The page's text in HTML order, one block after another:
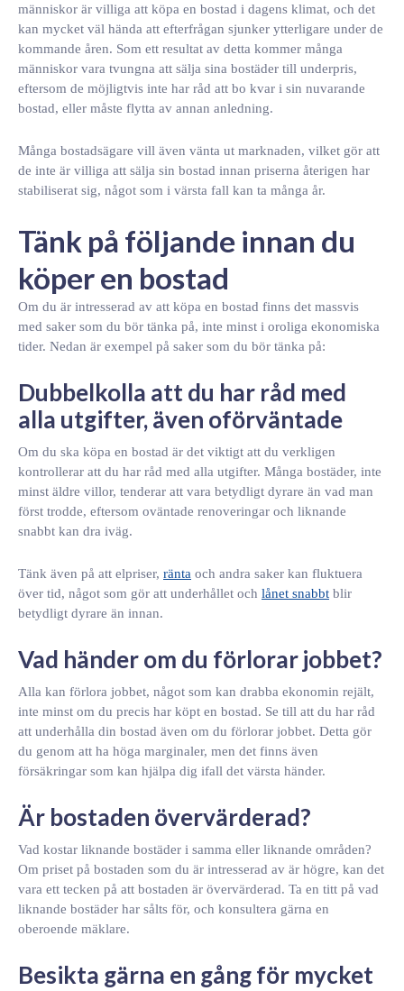
människor är villiga att köpa en bostad i dagens klimat, och det
kan mycket väl hända att efterfrågan sjunker ytterligare under de
kommande åren. Som ett resultat av detta kommer många
människor vara tvungna att sälja sina bostäder till underpris,
eftersom de möjligtvis inte har råd att bo kvar i sin nuvarande
bostad, eller måste flytta av annan anledning.
Många bostadsägare vill även vänta ut marknaden, vilket gör att
de inte är villiga att sälja sin bostad innan priserna återigen har
stabiliserat sig, något som i värsta fall kan ta många år.
Tänk på följande innan du
köper en bostad
Om du är intresserad av att köpa en bostad finns det massvis
med saker som du bör tänka på, inte minst i oroliga ekonomiska
tider. Nedan är exempel på saker som du bör tänka på:
Dubbelkolla att du har råd med
alla utgifter, även oförväntade
Om du ska köpa en bostad är det viktigt att du verkligen
kontrollerar att du har råd med alla utgifter. Många bostäder, inte
minst äldre villor, tenderar att vara betydligt dyrare än vad man
först trodde, eftersom oväntade renoveringar och liknande
snabbt kan dra iväg.
Tänk även på att elpriser, ränta och andra saker kan fluktuera
över tid, något som gör att underhållet och lånet snabbt blir
betydligt dyrare än innan.
Vad händer om du förlorar jobbet?
Alla kan förlora jobbet, något som kan drabba ekonomin rejält,
inte minst om du precis har köpt en bostad. Se till att du har råd
att underhålla din bostad även om du förlorar jobbet. Detta gör
du genom att ha höga marginaler, men det finns även
försäkringar som kan hjälpa dig ifall det värsta händer.
Är bostaden övervärderad?
Vad kostar liknande bostäder i samma eller liknande områden?
Om priset på bostaden som du är intresserad av är högre, kan det
vara ett tecken på att bostaden är övervärderad. Ta en titt på vad
liknande bostäder har sålts för, och konsultera gärna en
oberoende mäklare.
Besikta gärna en gång för mycket